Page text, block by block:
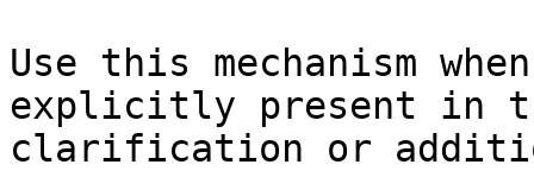
Use this mechanism
explicitly present in
clarification or